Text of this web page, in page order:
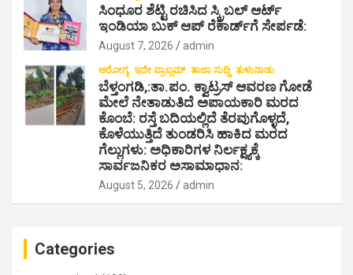
ಸಿಂಧೂರ ಶೆಟ್ಟಿ ರಚಿಸಿದ ಸ್ಕ್ರಿಬಲ್ ಆರ್ಟ್
ಇಂಡಿಯಾ ಬುಕ್ ಆಪ್ ರೆಕಾರ್ಡ್‌ಗೆ ಸೇರ್ಪಡೆ:
August 7, 2026 admin
ಆರೋಗ್ಯ ಇದೇ ಪ್ರಾಬ್ಲಮ್ ತಾಜಾ ಸುದ್ದಿ ತುಳುನಾಡು
ಬೆಳ್ತಂಗಡಿ,:ತಾ.ಪಂ‌. ಕ್ವಾಟ್ರಸ್ ಆವರಣ ಗೋಡೆ
ಮೇಲೆ ನೇತಾಡುತಿದೆ ಅಪಾಯಕಾರಿ ಮರದ
ಕೊಂಬೆ: ರಸ್ತೆ ಬದಿಯಲ್ಲಿದೆ ತೆರವುಗೊಳ್ಳದೆ,
ಕೊಳೆಯುತ್ತಿದೆ ತುಂಡರಿಸಿ ಹಾಕಿದ ಮರದ
ಗೆಲ್ಲುಗಳು: ಅಧಿಕಾರಿಗಳ ನಿರ್ಲಕ್ಷ್ಯಕ್ಕೆ
ಸಾರ್ವಜನಿಕರ ಅಸಾಮಾಧಾನ:
August 5, 2026 admin
Categories